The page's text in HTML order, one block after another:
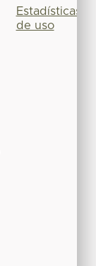
Estadísticas
de uso